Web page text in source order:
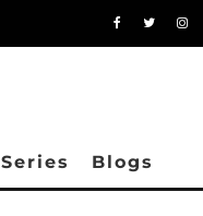
Series Blogs